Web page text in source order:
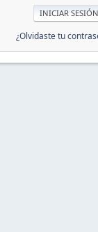
¿Olvidaste tu